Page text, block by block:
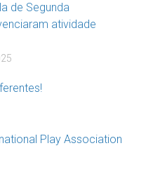
de Segunda
atividade
Play Association